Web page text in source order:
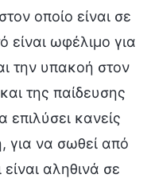
οποίο είναι σε
είναι ωφέλιμο για
την υπακοή στον
της παίδευσης
επιλύσει κανείς
για να σωθεί από
αληθινά σε